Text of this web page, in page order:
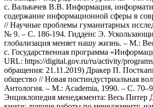
с. Вальвачев В.В. Информация,
содержание информационной сферы в
// Научные проблемы гуманитарных
№ 9. – С. 186-194. Гидденс Э.
глобализация меняет нашу жизнь. – М.:
с. Государственная программа
URL: https://digital.gov.ru/ru/activity/
обращения: 21.11.2019) Дракер П.
общество // Новая постиндустриальная
Антология. – М.: Academia, 1990. – С.
Энциклопедия менеджмента: Весь Питер